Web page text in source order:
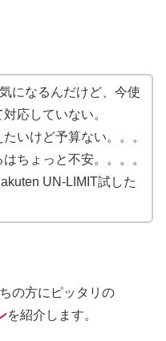
になるんだけど、今使
応していない。
いけど予算ない。。。
ちょっと不安。。。。
UN-LIMIT試した
の方にピッタリの
を紹介します。